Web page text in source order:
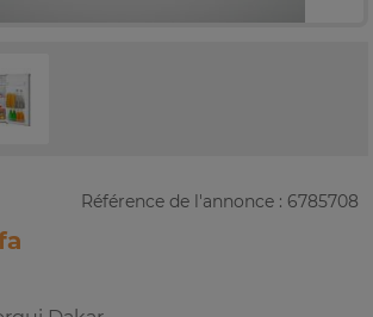
Référence de l'annonce : 6785708